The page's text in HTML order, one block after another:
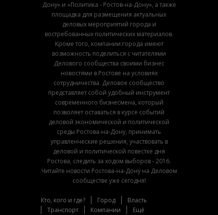
Дону» и «Политика - Ростов-на-Дону», а также
площадка для размещения актуальных
деловых мероприятий города и
востребованных политических материалов.
Кроме того, компании города имеют
возможность поделиться с читателями
Делового сообщества своими бизнес
новостями в Ростове на условиях
сотрудничества. Деловое сообщество
представляет собой удобный инструмент
современного бизнесмена, который
позволяет оставаться в курсе событий
деловой экономической и политической
среды Ростова-на-Дону, принимать
управленческие решения, участвовать в
деловой и политической повестке дня
Ростова, следить за ходом выборов - 2016.
Читайте новости Ростова-на-Дону на Деловом
сообществе уже сегодня!
Кто, кого и где? Город
Власть
Транспорт
Компании Ещё